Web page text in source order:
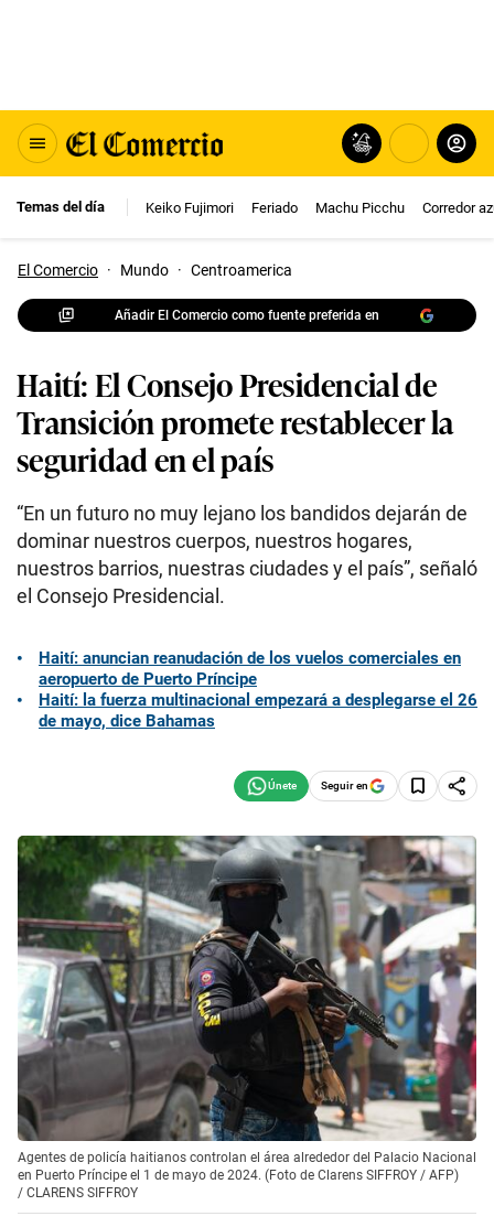
Temas del día Keiko Fujimori Feriado Machu Picchu Corredor
El Comercio · Mundo · Centroamerica
Añadir El Comercio como fuente preferida en
Haití: El Consejo Presidencial de
Transición promete restablecer la
seguridad en el país
“En un futuro no muy lejano los bandidos dejarán de
dominar nuestros cuerpos, nuestros hogares,
nuestros barrios, nuestras ciudades y el país”, señaló
el Consejo Presidencial.
Haití: anuncian reanudación de los vuelos comerciales en
aeropuerto de Puerto Príncipe
Haití: la fuerza multinacional empezará a desplegarse el 26
de mayo, dice Bahamas
Seguir en
Agentes de policía haitianos controlan el área alrededor del Palacio Nacional
en Puerto Príncipe el 1 de mayo de 2024. (Foto de Clarens SIFFROY / AFP)
/ CLARENS SIFFROY